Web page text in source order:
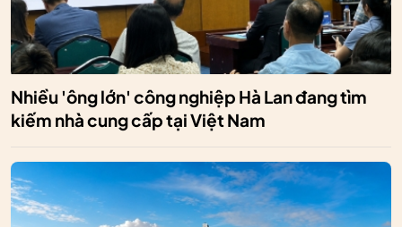
Nhiều 'ông lớn' công nghiệp Hà Lan đang tìm
kiếm nhà cung cấp tại Việt Nam